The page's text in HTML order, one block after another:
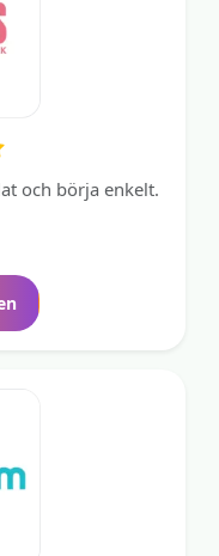
och börja enkelt.